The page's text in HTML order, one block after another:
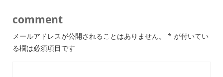
comment
メールアドレスが公開されることはありません。 * が付いてい
る欄は必須項目です